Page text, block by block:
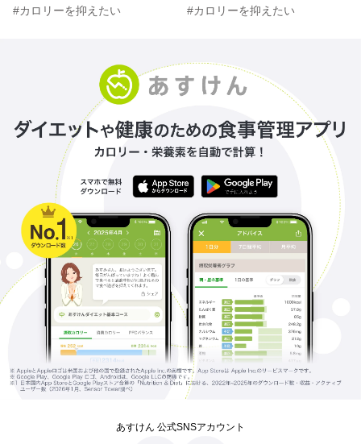
#カロリーを抑えたい #カロリーを抑えたい
あすけん 公式SNSアカウント